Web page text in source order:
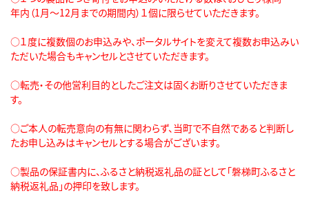
年内（1月～12月までの期間内）１個に限らせていただきます。
○１度に複数個のお申込みや、ポータルサイトを変えて複数お申込みい
ただいた場合もキャンセルとさせていただきます。
○転売・その他営利目的としたご注文は固くお断りさせていただきま
す。
○ご本人の転売意向の有無に関わらず、当町で不自然であると判断し
たお申し込みはキャンセルとする場合がございます。
○製品の保証書内に、ふるさと納税返礼品の証として「磐梯町ふるさと
納税返礼品」の押印を致します。